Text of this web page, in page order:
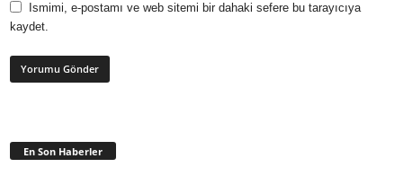
Ismimi, e-postamı ve web sitemi bir dahaki sefere bu tarayıcıya
kaydet.
En Son Haberler